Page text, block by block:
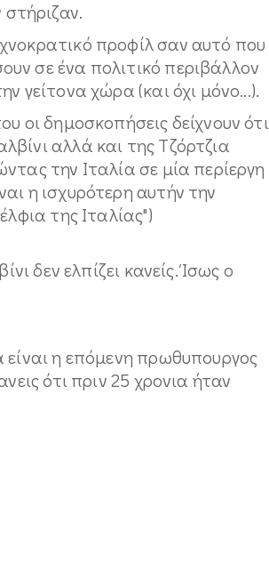
προφίλ σαν αυτό που
σε ένα πολιτικό περιβάλλον
γείτονα χώρα (και όχι μόνο...).
οι δημοσκοπήσεις δείχνουν ότι
αλλά και της Τζόρτζια
την Ιταλία σε μία περίεργη
η ισχυρότερη αυτήν την
της Ιταλίας")
δεν ελπίζει κανείς. Ίσως ο
είναι η επόμενη πρωθυπουργος
ότι πριν 25 χρονια ήταν